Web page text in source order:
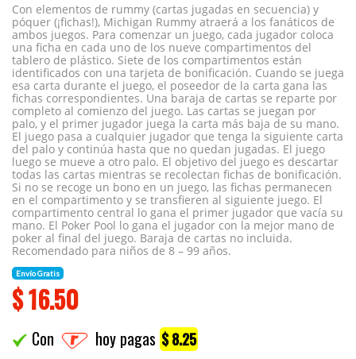
Con elementos de rummy (cartas jugadas en secuencia) y
póquer (¡fichas!), Michigan Rummy atraerá a los fanáticos de
ambos juegos. Para comenzar un juego, cada jugador coloca
una ficha en cada uno de los nueve compartimentos del
tablero de plástico. Siete de los compartimentos están
identificados con una tarjeta de bonificación. Cuando se juega
esa carta durante el juego, el poseedor de la carta gana las
fichas correspondientes. Una baraja de cartas se reparte por
completo al comienzo del juego. Las cartas se juegan por
palo, y el primer jugador juega la carta más baja de su mano.
El juego pasa a cualquier jugador que tenga la siguiente carta
del palo y continúa hasta que no quedan jugadas. El juego
luego se mueve a otro palo. El objetivo del juego es descartar
todas las cartas mientras se recolectan fichas de bonificación.
Si no se recoge un bono en un juego, las fichas permanecen
en el compartimento y se transfieren al siguiente juego. El
compartimento central lo gana el primer jugador que vacía su
mano. El Poker Pool lo gana el jugador con la mejor mano de
poker al final del juego. Baraja de cartas no incluida.
Recomendado para niños de 8 – 99 años.
Envío Gratis
$16.50
Con hoy pagas $ 8.25